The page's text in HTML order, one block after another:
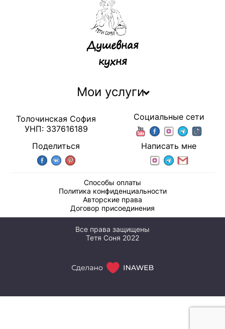
Душевная
кухня
Мои услуги
Толочинская София
УНП: 337616189
Социальные сети
Поделиться Написать мне
Способы оплаты
Политика конфиденциальности
Авторские права
Договор присоединения
Все права защищены
Тетя Соня 2022